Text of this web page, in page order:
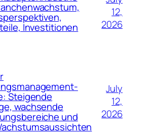
Investitionen
12,
2026
Steigende
wachsende
und
July
12,
2026